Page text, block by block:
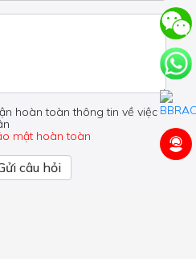
hoàn toàn thông tin về việc
mật hoàn toàn
câu hỏi